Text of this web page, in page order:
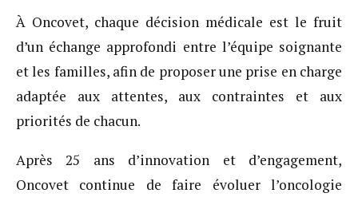
À Oncovet, chaque décision médicale est le fruit
d’un échange approfondi entre l’équipe soignante
et les familles, afin de proposer une prise en charge
adaptée aux attentes, aux contraintes et aux
priorités de chacun.
Après 25 ans d’innovation et d’engagement,
Oncovet continue de faire évoluer l’oncologie